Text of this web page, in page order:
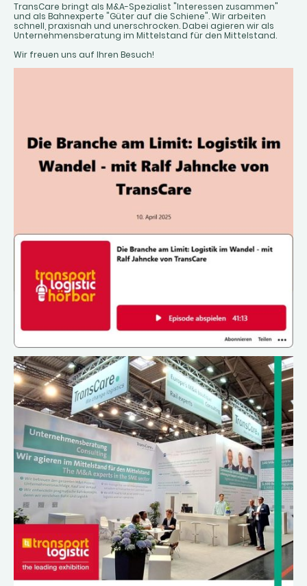
TransCare bringt als M&A-Spezialist "Interessen zusammen"
und als Bahnexperte "Güter auf die Schiene". Wir arbeiten
schnell, praxisnah und unerschrocken. Dabei agieren wir als
Unternehmensberatung im Mittelstand für den Mittelstand.
Wir freuen uns auf Ihren Besuch!